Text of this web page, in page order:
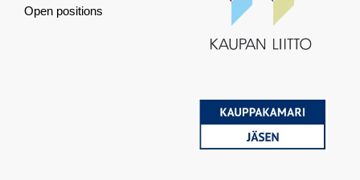
Open positions